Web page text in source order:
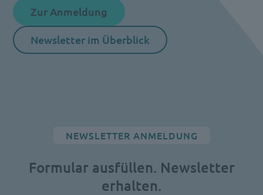
Zur Anmeldung
Newsletter im Überblick
NEWSLETTER ANMELDUNG
Formular ausfüllen. Newsletter
erhalten.